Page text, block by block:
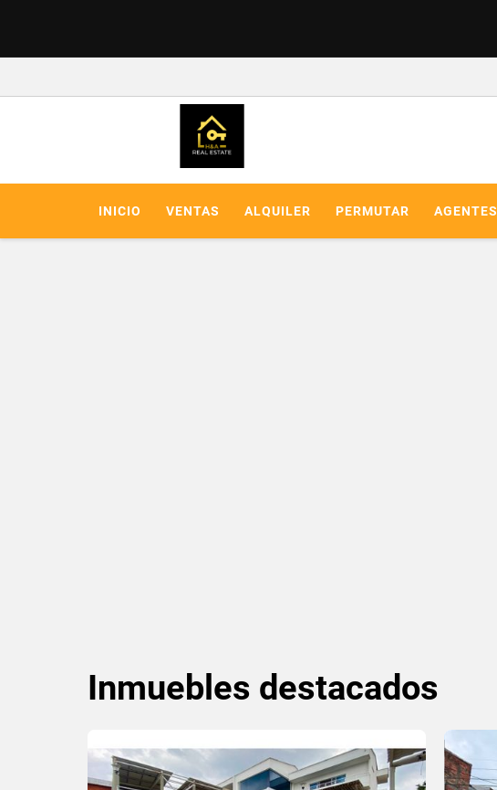
INICIO VENTAS ALQUILER PERMUTAR AGENTES
Inmuebles destacados